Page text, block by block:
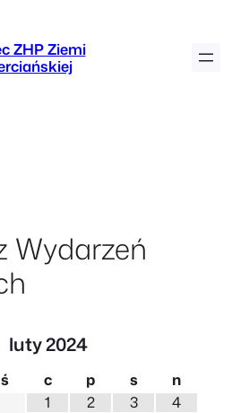
ZHP Ziemi
Wydarzeń
luty2024
ś c p s
n
1
2 3 4